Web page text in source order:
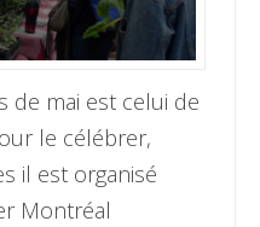
de mai est celui de
le célébrer,
il est organisé
Montréal